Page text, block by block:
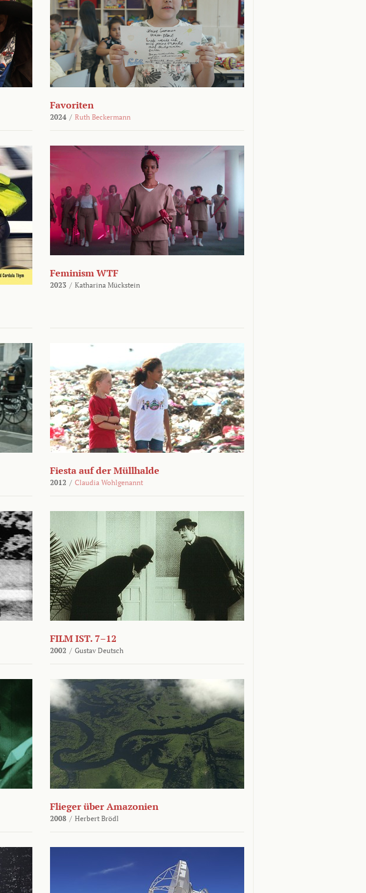
Favoriten
2024 / Ruth Beckermann
Feminism WTF
2023 / Katharina Mückstein
Fiesta auf der Müllhalde
2012 / Claudia Wohlgenannt
FILM IST. 7–12
2002 / Gustav Deutsch
Flieger über Amazonien
2008 / Herbert Brödl